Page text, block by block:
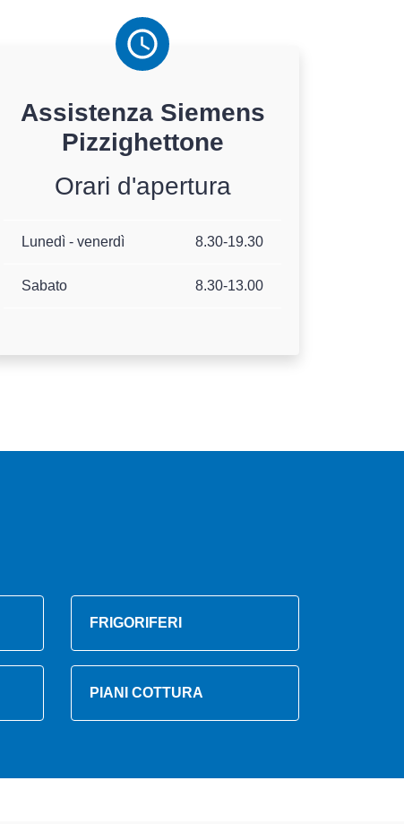
Assistenza Siemens
Pizzighettone
Orari d'apertura
Lunedì - venerdì 8.30-19.30
Sabato 8.30-13.00
FRIGORIFERI
PIANI COTTURA